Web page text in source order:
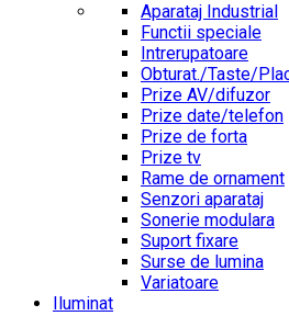
Aparataj Industrial
Functii speciale
Intrerupatoare
Obturat./Taste/
Prize AV/difuzor
Prize date/telefon
Prize de forta
Prize tv
Rame de ornament
Senzori aparataj
Sonerie modulara
Suport fixare
Surse de lumina
Variatoare
Iluminat